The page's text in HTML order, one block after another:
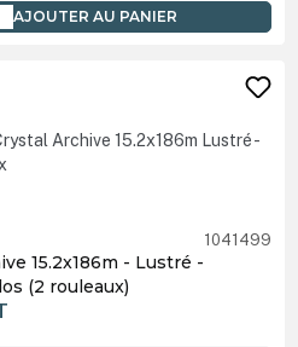
AJOUTER AU PANIER
1041499
15.2x186m - Lustré -
(2 rouleaux)